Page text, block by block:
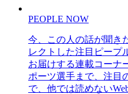
PEOPLE NOW
今、この人の話が聞き
レクトした注目ピープ
お届けする連載コーナ
ポーツ選手まで、注目
で、他では読めない